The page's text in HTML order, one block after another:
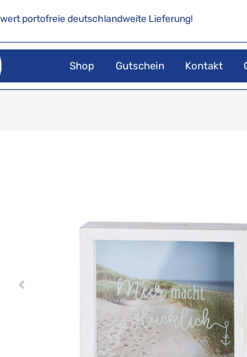
portofreie deutschlandweite Lieferung!
Shop Gutschein Kontakt